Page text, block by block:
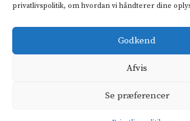
privatlivspolitik, om hvordan vi håndterer dine
Godkend
Afvis
Se præferencer
8000 Aarhus C
info@lakeside.dk